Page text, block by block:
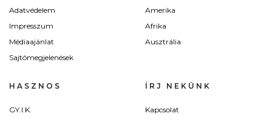
Adatvédelem
Impresszum
Médiaajánlat
Sajtómegjelenések
Amerika
Afrika
Ausztrália
HASZNOS
GY.I.K.
ÍRJ NEKÜNK
Kapcsolat